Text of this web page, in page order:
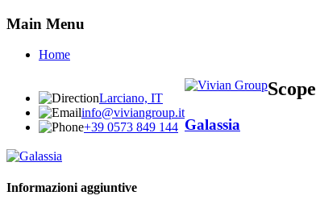
Main Menu
Home
Larciano, IT
info@viviangroup.it
+39 0573 849 144
Scope
Galassia
Informazioni aggiuntive